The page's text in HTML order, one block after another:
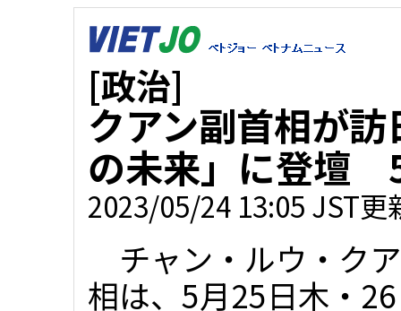
[政治]
クアン副首相が
の未来」に登壇
2023/05/24 13:05 JST更
チャン・ルウ・ク
相は、5月25日木・